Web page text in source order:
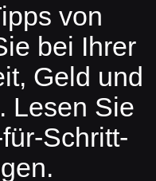
von
bei Ihrer
Geld und
Lesen Sie
Schritt-